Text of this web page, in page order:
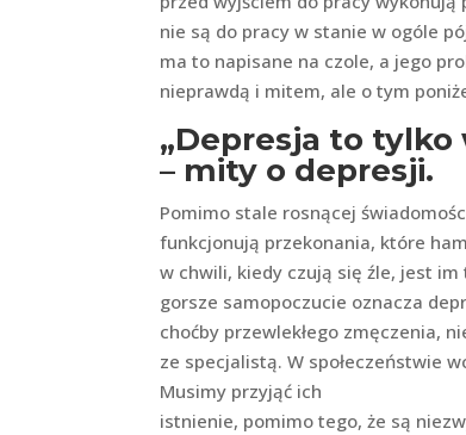
nie są do pracy w stanie w ogóle
ma to napisane na czole, a jego
nieprawdą i mitem, ale o tym
„Depresja to tylko
– mity o depresji.
Pomimo stale rosnącej
funkcjonują przekonania, które
w chwili, kiedy czują się źle, jest im
gorsze samopoczucie oznacza
choćby przewlekłego zmęczenia,
ze specjalistą. W społeczeństwie
Musimy przyjąć ich
istnienie, pomimo tego, że są